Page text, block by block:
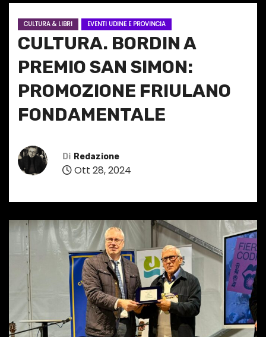
CULTURA & LIBRI EVENTI UDINE E PROVINCIA
CULTURA. BORDIN A
PREMIO SAN SIMON:
PROMOZIONE FRIULANO
FONDAMENTALE
Di Redazione
Ott 28, 2024